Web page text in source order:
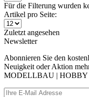
Für die Filterung wurden
Artikel pro Seite:
Zuletzt angesehen
Newsletter
Abonnieren Sie den
Neuigkeit oder Aktion
MODELLBAU |